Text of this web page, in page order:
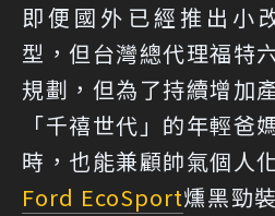
即便國外已經推出小
型，但台灣總代理福特
規劃，但為了持續增加
「千禧世代」的年輕爸
時，也能兼顧帥氣個人
Ford EcoSport燻黑勁